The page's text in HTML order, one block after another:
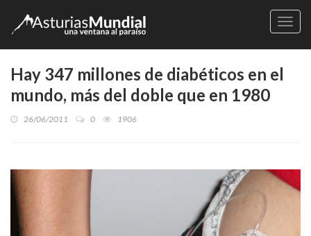
Hay 347 millones de diabéticos en el
mundo, más del doble que en 1980
26/06/2011 0 1906